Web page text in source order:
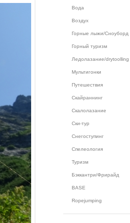
Вода
Воздух
Горные лыжи/Сноуборд
Горный туризм
Ледолазание/drytoolling
Мультигонки
Путешествия
Скайраннинг
Скалолазание
Ски-тур
Снегоступинг
Спелеология
Туризм
Бэккантри/Фрирайд
BASE
Ropejumping